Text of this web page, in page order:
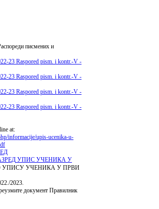
писмених и
at:
informacije/upis-ucenika-u-
УПИС УЧЕНИКА У
УПИСУ УЧЕНИКА У ПРВИ
2023.
документ Правилник